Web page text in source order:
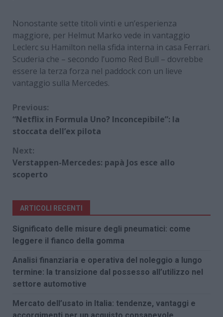
Nonostante sette titoli vinti e un’esperienza
maggiore, per Helmut Marko vede in vantaggio
Leclerc su Hamilton nella sfida interna in casa Ferrari.
Scuderia che – secondo l’uomo Red Bull – dovrebbe
essere la terza forza nel paddock con un lieve
vantaggio sulla Mercedes.
Continue
Reading
Previous:
“Netflix in Formula Uno? Inconcepibile”: la
stoccata dell’ex pilota
Next:
Verstappen-Mercedes: papà Jos esce allo
scoperto
ARTICOLI RECENTI
Significato delle misure degli pneumatici: come
leggere il fianco della gomma
Analisi finanziaria e operativa del noleggio a lungo
termine: la transizione dal possesso all’utilizzo nel
settore automotive
Mercato dell’usato in Italia: tendenze, vantaggi e